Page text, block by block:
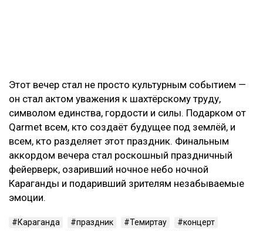
Этот вечер стал не просто культурным событием —
он стал актом уважения к шахтёрскому труду,
символом единства, гордости и силы. Подарком от
Qarmet всем, кто создаёт будущее под землёй, и
всем, кто разделяет этот праздник. Финальным
аккордом вечера стал роскошный праздничный
фейерверк, озаривший ночное небо ночной
Караганды и подаривший зрителям незабываемые
эмоции.
Караганда праздник Темиртау
концерт